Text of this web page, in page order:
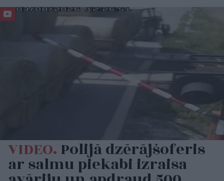
VIDEO.Polijā dzērājšoferis
ar salmu piekabi izraisa